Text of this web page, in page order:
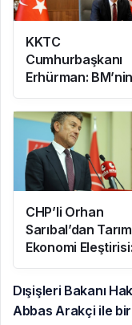
KKTC
Cumhurbaşkanı
Erhürman: BM’nin
Mayın Temizleme
Önerisi Rum
Tarafınca
CHP’li Orhan
Sarıbal’dan
Ekonomi Eleştirisi:
Çiftçi Kaderiyle
Başa Kaldı
Dışişleri Bakanı
Abbas Arakçi ile